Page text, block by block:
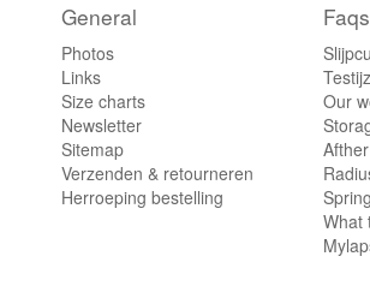
General
Photos
Links
Size charts
Newsletter
Sitemap
Verzenden & retourneren
Herroeping bestelling
Faqs
Our
What